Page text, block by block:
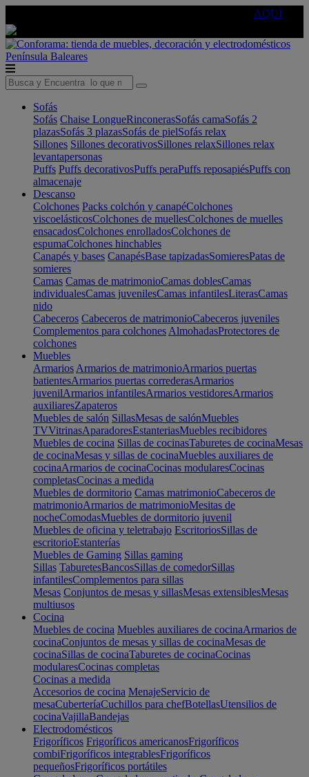
AQUÍ
Península Baleares
Sofás
Sofás Chaise LongueRinconerasSofás camaSofás 2
plazasSofás 3 plazasSofás de pielSofás relax
Sillones Sillones decorativosSillones relaxSillones relax
levantapersonas
Puffs Puffs decorativosPuffs peraPuffs reposapiésPuffs con
almacenaje
Descanso
Colchones Packs colchón y canapéColchones
viscoelásticosColchones de muellesColchones de muelles
ensacadosColchones enrolladosColchones de
espumaColchones hinchables
Canapés y bases CanapésBase tapizadasSomieresPatas de
somieres
Camas Camas de matrimonioCamas doblesCamas
individualesCamas juvenilesCamas infantilesLiterasCamas
nido
Cabeceros Cabeceros de matrimonioCabeceros juveniles
Complementos para colchones AlmohadasProtectores de
colchones
Muebles
Armarios Armarios de matrimonioArmarios puertas
batientesArmarios puertas correderasArmarios
juvenilArmarios infantilesArmarios vestidoresArmarios
auxiliaresZapateros
Muebles de salón SillasMesas de salónMuebles
TVVitrinasAparadoresEstanteriasMuebles recibidores
Muebles de cocina Sillas de cocinasTaburetes de cocinaMesas
de cocinaMesas y sillas de cocinaMuebles auxiliares de
cocinaArmarios de cocinaCocinas modularesCocinas
completasCocinas a medida
Muebles de dormitorio Camas matrimonioCabeceros de
matrimonioArmarios de matrimonioMesitas de
nocheComodasMuebles de dormitorio juvenil
Muebles de oficina y teletrabajo EscritoriosSillas de
escritorioEstanterías
Muebles de Gaming Sillas gaming
Sillas TaburetesBancosSillas de comedorSillas
infantilesComplementos para sillas
Mesas Conjuntos de mesas y sillasMesas extensiblesMesas
multiusos
Cocina
Muebles de cocina Muebles auxiliares de cocinaArmarios de
cocinaConjuntos de mesas y sillas de cocinaMesas de
cocinaSillas de cocinaTaburetes de cocinaCocinas
modularesCocinas completas
Cocinas a medida
Accesorios de cocina MenajeServicio de
mesaCuberteríaCuchillos para chefBotellasUtensilios de
cocinaVajillaBandejas
Electrodomésticos
Frigoríficos Frigoríficos americanosFrigoríficos
combiFrigoríficos integrablesFrigoríficos
pequeñosFrigoríficos portátiles